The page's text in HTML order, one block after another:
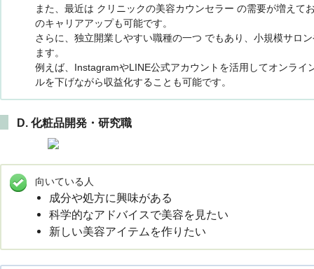
また、最近は クリニックの美容カウンセラー の需要が増えて
のキャリアアップも可能です。
さらに、独立開業しやすい職種の一つ でもあり、小規模サロ
ます。
例えば、InstagramやLINE公式アカウントを活用してオンラ
ルを下げながら収益化することも可能です。
D. 化粧品開発・研究職
向いている人
成分や処方に興味がある
科学的なアドバイスで美容を見たい
新しい美容アイテムを作りたい